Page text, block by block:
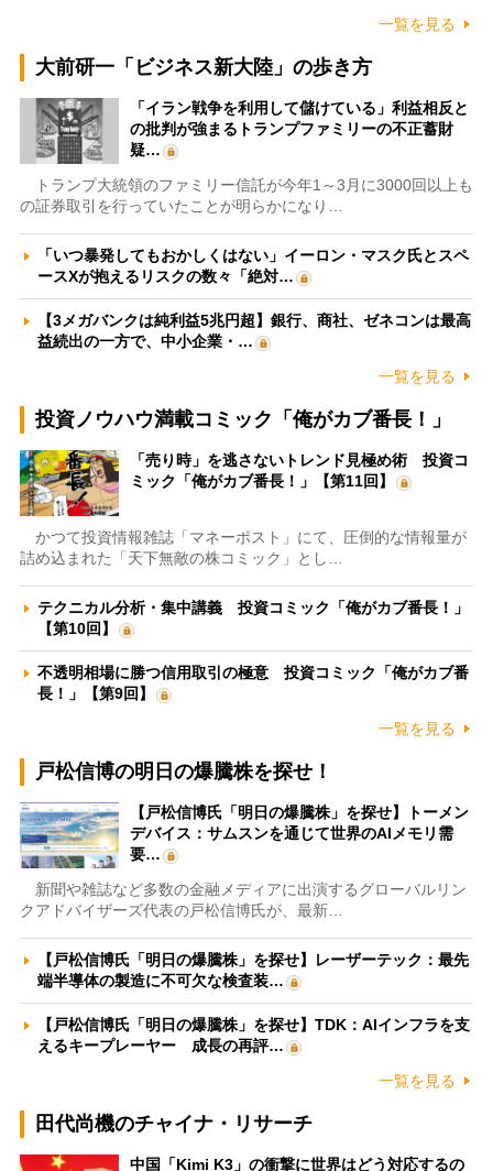
一覧を見る
大前研一「ビジネス新大陸」の歩き方
「イラン戦争を利用して儲けている」利益相反と
の批判が強まるトランプファミリーの不正蓄財
疑…
トランプ大統領のファミリー信託が今年1～3月に3000回以上も
の証券取引を行っていたことが明らかになり…
「いつ暴発してもおかしくはない」イーロン・マスク氏とスペ
ースXが抱えるリスクの数々「絶対…
【3メガバンクは純利益5兆円超】銀行、商社、ゼネコンは最高
益続出の一方で、中小企業・…
一覧を見る
投資ノウハウ満載コミック「俺がカブ番長！」
「売り時」を逃さないトレンド見極め術 投資コ
ミック「俺がカブ番長！」【第11回】
かつて投資情報雑誌「マネーポスト」にて、圧倒的な情報量が
詰め込まれた「天下無敵の株コミック」とし…
テクニカル分析・集中講義 投資コミック「俺がカブ番長！」
【第10回】
不透明相場に勝つ信用取引の極意 投資コミック「俺がカブ番
長！」【第9回】
一覧を見る
戸松信博の明日の爆騰株を探せ！
【戸松信博氏「明日の爆騰株」を探せ】トーメン
デバイス：サムスンを通じて世界のAIメモリ需
要…
新聞や雑誌など多数の金融メディアに出演するグローバルリン
クアドバイザーズ代表の戸松信博氏が、最新…
【戸松信博氏「明日の爆騰株」を探せ】レーザーテック：最先
端半導体の製造に不可欠な検査装…
【戸松信博氏「明日の爆騰株」を探せ】TDK：AIインフラを支
えるキープレーヤー 成長の再評…
一覧を見る
田代尚機のチャイナ・リサーチ
中国「Kimi K3」の衝撃に世界はどう対応するの